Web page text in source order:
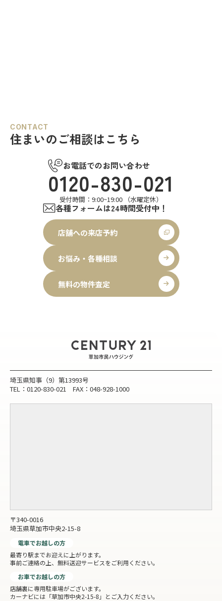
CONTACT
住まいのご相談はこちら
お電話でのお問い合わせ
0120-830-021
受付時間：9:00~19:00 （水曜定休）
各種フォームは24時間受付中！
店舗への来店予約
お悩み・各種相談
無料の物件査定
埼玉県知事（9）第13993号
TEL：0120-830-021 FAX：048-928-1000
〒340-0016
埼玉県草加市中央2-15-8
電車でお越しの方
最寄り駅までお迎えに上がります。
事前ご連絡の上、無料送迎サービスをご利用ください。
お車でお越しの方
店舗裏に専用駐車場がございます。
カーナビには「草加市中央2-15-8」とご入力ください。